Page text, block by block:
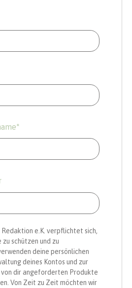
*
Redaktion e.K. verpflichtet sich,
schützen und zu
deine persönlichen
deines Kontos und zur
dir angeforderten Produkte
Von Zeit zu Zeit möchten wir